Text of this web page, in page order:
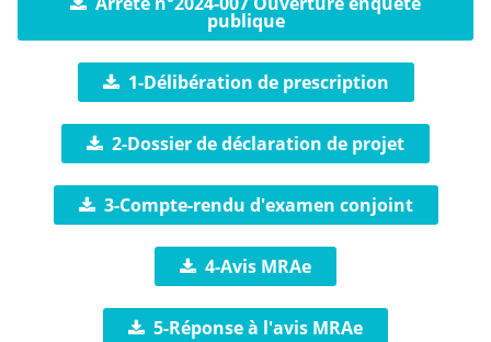
publique
1-Délibération de prescription
2-Dossier de déclaration de projet
3-Compte-rendu d'examen conjoint
4-Avis MRAe
5-Réponse à l'avis MRAe